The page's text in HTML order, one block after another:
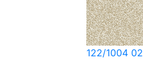
122/1004 02